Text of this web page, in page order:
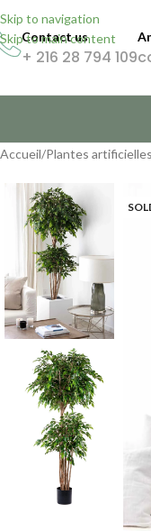
Skip to navigation
Skip to main content
Contact us
+ 216 28 794 109
Accueil/Plantes artificielles